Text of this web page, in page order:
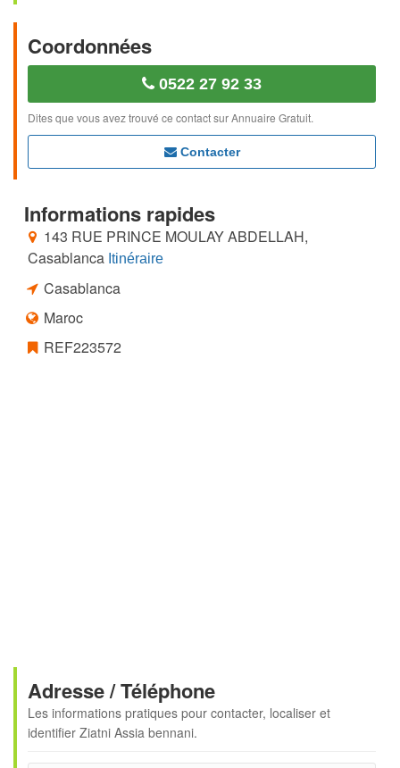
Coordonnées
0522 27 92 33
Dites que vous avez trouvé ce contact sur Annuaire Gratuit.
Contacter
Informations rapides
143 RUE PRINCE MOULAY ABDELLAH,
Casablanca Itinéraire
Casablanca
Maroc
REF223572
Adresse / Téléphone
Les informations pratiques pour contacter, localiser et
identifier Ziatni Assia bennani.